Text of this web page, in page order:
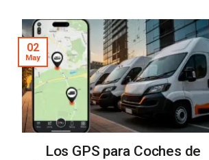
Los GPS para Coches de
02
May